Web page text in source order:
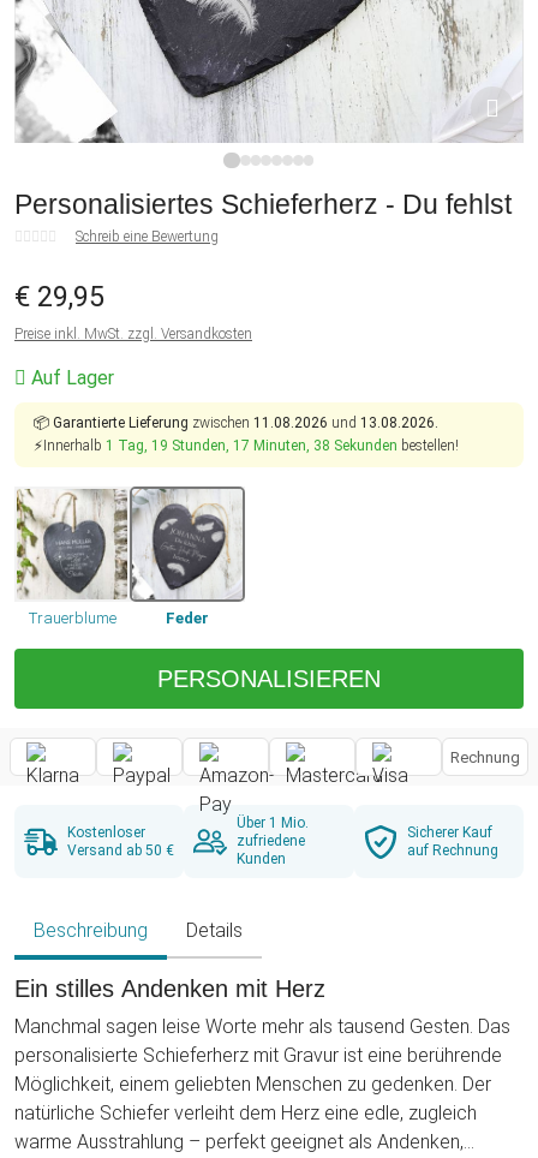
Personalisiertes Schieferherz - Du fehlst
Schreib eine Bewertung
€ 29,95
Preise inkl. MwSt. zzgl. Versandkosten
Auf Lager
📦 Garantierte Lieferung zwischen 11.08.2026 und 13.08.2026.
⚡Innerhalb 1 Tag, 19 Stunden, 17 Minuten, 38 Sekunden bestellen!
Trauerblume Feder
PERSONALISIEREN
Rechnung
Kostenloser
Versand ab 50 €
Über 1 Mio.
zufriedene
Kunden
Sicherer Kauf
auf Rechnung
Beschreibung Details
Ein stilles Andenken mit Herz
Manchmal sagen leise Worte mehr als tausend Gesten. Das
personalisierte Schieferherz mit Gravur ist eine berührende
Möglichkeit, einem geliebten Menschen zu gedenken. Der
natürliche Schiefer verleiht dem Herz eine edle, zugleich
warme Ausstrahlung – perfekt geeignet als Andenken,